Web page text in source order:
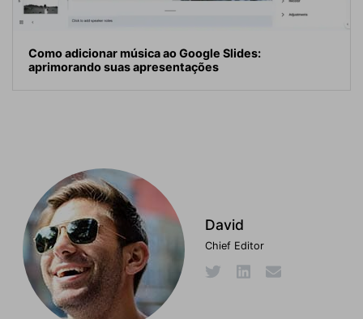
Como adicionar música ao Google Slides:
aprimorando suas apresentações
David
Chief Editor